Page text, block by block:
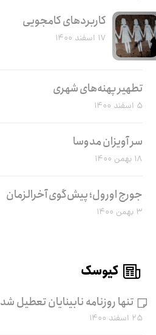
کاربرد‌های کامجویی
۱۷ اسفند ۱۴۰۰
تطهیر پهنه‌های شهری
۵ اسفند ۱۴۰۰
سر آویزان مدوسا
۱۸ بهمن ۱۴۰۰
جورج اورول؛ پیش‌گوی آخرالزمان
۳ بهمن ۱۴۰۰
کیوسک
تنها روزنامه نابینایان تعطیل شد
۲۵ اسفند ۱۴۰۰